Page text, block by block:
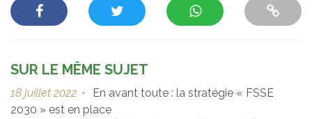
SUR LE MÊME SUJET
18 juillet 2022 •
En avant toute : la stratégie « FSSE
2030 » est en place